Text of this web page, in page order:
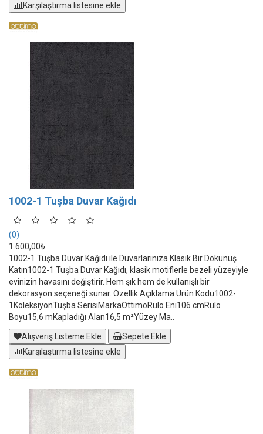
Karşılaştırma listesine ekle
1002-1 Tuşba Duvar Kağıdı
(0)
1.600,00₺
1002-1 Tuşba Duvar Kağıdı ile Duvarlarınıza Klasik Bir Dokunuş
Katın1002-1 Tuşba Duvar Kağıdı, klasik motiflerle bezeli yüzeyiyle
evinizin havasını değiştirir. Hem şık hem de kullanışlı bir
dekorasyon seçeneği sunar. Özellik Açıklama Ürün Kodu1002-
1KoleksiyonTuşba SerisiMarkaOttimoRulo Eni106 cmRulo
Boyu15,6 mKapladığı Alan16,5 m²Yüzey Ma..
Alışveriş Listeme Ekle
Sepete Ekle
Karşılaştırma listesine ekle